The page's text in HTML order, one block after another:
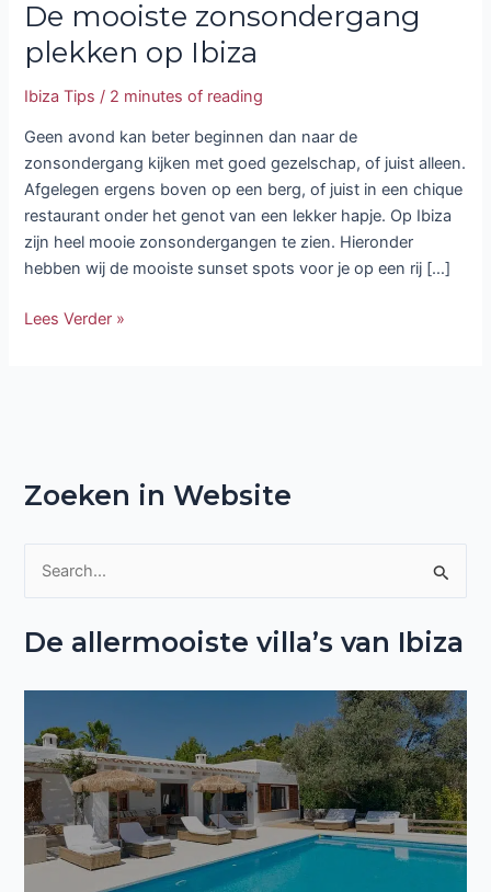
De mooiste zonsondergang
plekken op Ibiza
Ibiza Tips / 2 minutes of reading
Geen avond kan beter beginnen dan naar de
zonsondergang kijken met goed gezelschap, of juist alleen.
Afgelegen ergens boven op een berg, of juist in een chique
restaurant onder het genot van een lekker hapje. Op Ibiza
zijn heel mooie zonsondergangen te zien. Hieronder
hebben wij de mooiste sunset spots voor je op een rij […]
Lees Verder »
Zoeken in Website
e
a
r
:
De allermooiste villa’s van Ibiza